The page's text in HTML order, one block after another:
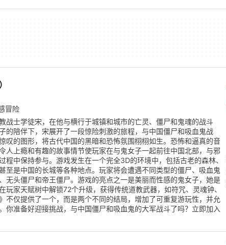
冒险
战士学徒宋，在他与横行于城镇和城市的亡灵、僵尸和鬼魂的战斗
的陪伴下，宋展开了一段惊险刺激的旅程，与中国僵尸和吸血鬼战
叹的图形，将古代中国的黑暗和恐怖氛围栩栩如生。恐怖和逼真的音
人上瘾和有趣的故事情节使玩家在与鬼女子一起前往中国北部，与邪
程中保持参与。游戏发生在一个完全3D的环境中，包括古老的森林、
至是中国的长城等各种地点。玩家将会遭遇不同类型的僵尸、吸血鬼
无头僵尸和帝王僵尸。游戏的亮点之一是美丽而性感的鬼女子，她是
玩家天赋树中解锁72个升级，获得传统道教武器，如符咒、灵魂钟、
不仅提供了一个，而是两个不同的结局，增加了可重复游玩性，并允
你准备好迎接挑战，与中国僵尸和吸血鬼的大军战斗了吗？立即加入